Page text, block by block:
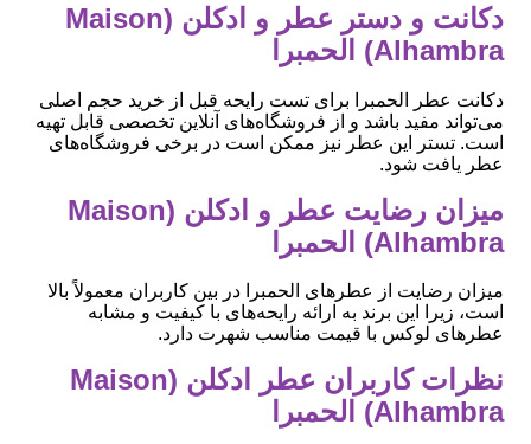
دکانت و دستر عطر و ادکلن (Maison
Alhambra) الحمبرا
دکانت عطر الحمبرا برای تست رایحه قبل از خرید حجم اصلی
می‌تواند مفید باشد و از فروشگاه‌های آنلاین تخصصی قابل تهیه
است. تستر این عطر نیز ممکن است در برخی فروشگاه‌های
عطر یافت شود.
میزان رضایت عطر و ادکلن (Maison
Alhambra) الحمبرا
میزان رضایت از عطرهای الحمبرا در بین کاربران معمولاً بالا
است، زیرا این برند به ارائه رایحه‌های با کیفیت و مشابه
عطرهای لوکس با قیمت مناسب شهرت دارد.
نظرات کاربران عطر ادکلن (Maison
Alhambra) الحمبرا